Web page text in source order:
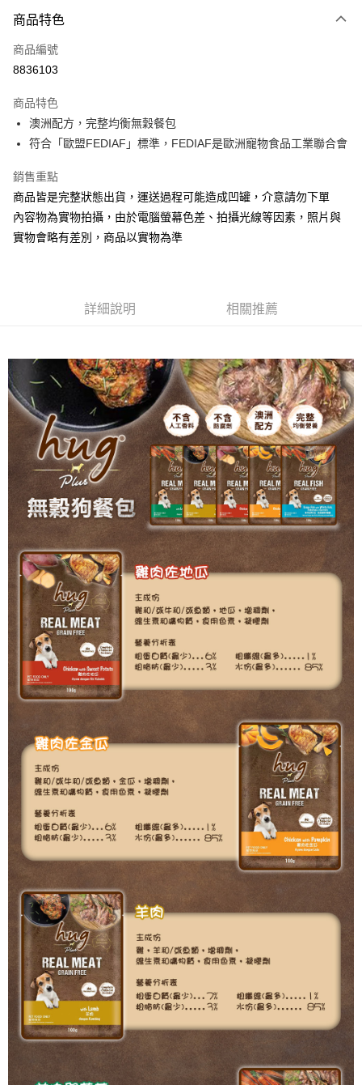
信用卡一次付款
LINE Pay
悠遊付
AFTEE先享後付
相關說明
AFTEE先享後付是「在收到商品之後才付款」的支付方式。 讓您購物簡單
便利好安心！
１．簡單：不需註冊會員、不需綁卡、不需儲值。
２．便利：只要手機號碼，簡訊認證，即可結帳。
１．於結帳方式選擇「AFTEE先享後付」後，將跳轉至「AFTEE先享後付」
結帳頁面，進行簡訊認證並確認金額後，即可完成結帳。
ATM／網路銀行／等多元方式進行付款，方視為交易完成。
※ 請注意：結帳手續完成當下不需立刻繳費，但若您需要取消訂單，請聯絡
購買商品的店家。未經商家同意取消之訂單仍視為有效，需透過AFTEE先享
後付繳納相關費用。
※ 交易是否成功請以「AFTEE先享後付 」之結帳頁面顯示為準，若有關於
是否繳費成功／繳費後需取消欲退款等相關疑問，請聯繫「AFTEE先享後付
客戶支援中心」https://netprotections.freshdesk.com/support/home
【注意事項】
１．透過由恩沛科技股份有限公司提供之「AFTEE先享後付」服務完成之交
易，需依本服務之必要範圍內提供個人資料，並將交易相關給付款項請求債
權轉讓予恩沛科技股份有限公司。
２．關於個人資料處理事宜，請瀏覽以下網址：
https://aftee.tw/terms/#terms3
３．未成年的使用者請事先徵得法定代理人或監護人之同意方可使用
「AFTEE先享後付」，若未經同意申辦者引起之損失，本公司不負相關責
任。
４．使用「AFTEE先享後付」時，將依據個別帳號之用戶狀況，依本公司即
時審查核予不同之上限額度；若仍有額度不足之情形，本公司將視審查結果
請求用戶進行身份認證。
５．嚴禁一人註冊多個帳號或使用他人資訊註冊。若發現惡意使用之情形，
恩沛科技股份有限公司將有權停止該用戶之使用額度並採取法律行動。
ATM付款
運送方式
外島配送（黑貓宅急便－澎湖、金門、馬祖、綠島）
宅配【偏遠地區-依黑貓物流所公告地區為主】
每筆NT$250
商品特色
商品編號
8836103
商品特色
澳洲配方，完整均衡無穀餐包
符合「歐盟FEDIAF」標準，FEDIAF是歐洲寵物食品工業聯合會
銷售重點
商品皆是完整狀態出貨，運送過程可能造成凹罐，介意請勿下單
內容物為實物拍攝，由於電腦螢幕色差、拍攝光線等因素，照片與
實物會略有差別，商品以實物為準
詳細說明 相關推薦